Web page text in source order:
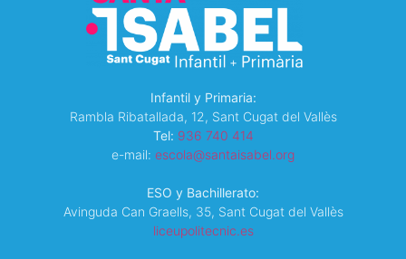
Infantil y Primaria:
Rambla Ribatallada, 12, Sant Cugat del Vallès
Tel: 936 740 414
e-mail: escola@santaisabel.org
ESO y Bachillerato:
Avinguda Can Graells, 35, Sant Cugat del Vallès
liceupolitecnic.es